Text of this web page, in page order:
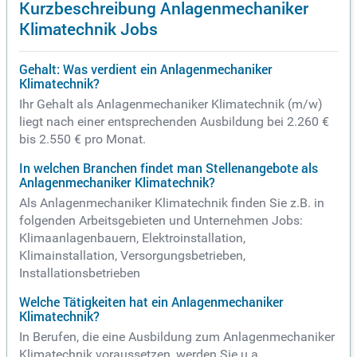
Kurzbeschreibung Anlagenmechaniker
Klimatechnik Jobs
Gehalt: Was verdient ein Anlagenmechaniker
Klimatechnik?
Ihr Gehalt als Anlagenmechaniker Klimatechnik (m/w)
liegt nach einer entsprechenden Ausbildung bei 2.260 €
bis 2.550 € pro Monat.
In welchen Branchen findet man Stellenangebote als
Anlagenmechaniker Klimatechnik?
Als Anlagenmechaniker Klimatechnik finden Sie z.B. in
folgenden Arbeitsgebieten und Unternehmen Jobs:
Klimaanlagenbauern, Elektroinstallation,
Klimainstallation, Versorgungsbetrieben,
Installationsbetrieben
Welche Tätigkeiten hat ein Anlagenmechaniker
Klimatechnik?
In Berufen, die eine Ausbildung zum Anlagenmechaniker